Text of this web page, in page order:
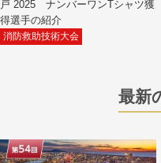
戸 2025 ナンバーワンTシャツ獲
得選手の紹介
消防救助技術大会
最新